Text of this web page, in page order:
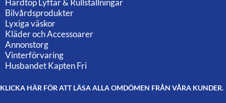
Hardtop Lyftar & Rullställningar
Bilvårdsprodukter
Lyxiga väskor
Kläder och Accessoarer
Annonstorg
Vinterförvaring
Husbandet Kapten Fri
KLICKA HÄR FÖR ATT LÄSA ALLA OMDÖMEN FRÅN VÅRA KUNDER.